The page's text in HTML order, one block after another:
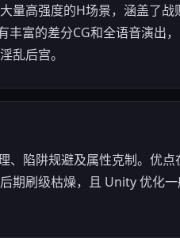
量高强度的H场景，涵盖了战
富的差分CG和全语音演出，
乱后宫。
、陷阱规避及属性克制。优点
期刷级枯燥，且 Unity 优化